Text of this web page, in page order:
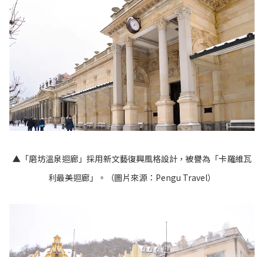
▲「磨坊溫泉迴廊」採用新文藝復興風格設計，被譽為「卡羅維瓦
利最美迴廊」。（圖片來源： Pengu Travel）